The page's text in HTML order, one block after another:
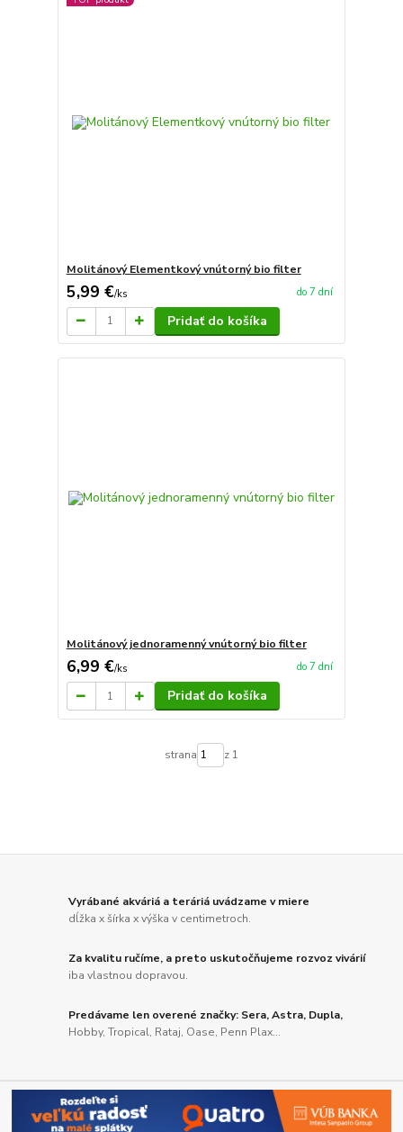
Molitánový Elementkový vnútorný bio filter
5,99 €/ks do 7 dní
Pridať do košíka
Molitánový jednoramenný vnútorný bio filter
6,99 €/ks do 7 dní
Pridať do košíka
strana z 1
Vyrábané akváriá a teráriá uvádzame v miere
dĺžka x šírka x výška v centimetroch.
Za kvalitu ručíme, a preto uskutočňujeme rozvoz vivárií
iba vlastnou dopravou.
Predávame len overené značky: Sera, Astra, Dupla,
Hobby, Tropical, Rataj, Oase, Penn Plax...